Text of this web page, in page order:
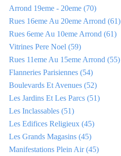
Arrond 19eme - 20eme (70)
Rues 16eme Au 20eme Arrond (61)
Rues 6eme Au 10eme Arrond (61)
Vitrines Pere Noel (59)
Rues 11eme Au 15eme Arrond (55)
Flanneries Parisiennes (54)
Boulevards Et Avenues (52)
Les Jardins Et Les Parcs (51)
Les Inclassables (51)
Les Edifices Religieux (45)
Les Grands Magasins (45)
Manifestations Plein Air(45)